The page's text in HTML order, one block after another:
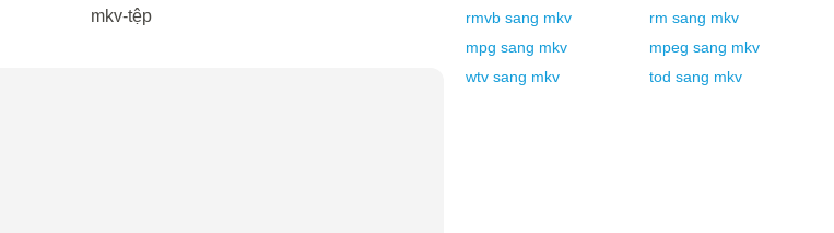
mkv-tệp
rmvb sang mkv rm sang mkv
mpg sang mkv mpeg sang mkv
wtv sang mkv tod sang mkv